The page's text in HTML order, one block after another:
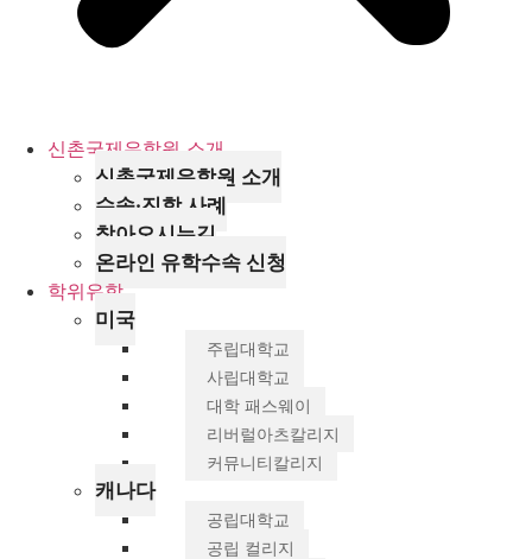
신촌국제유학원 소개
신촌국제유학원 소개
수속·진학 사례
찾아오시는길
온라인 유학수속 신청
학위유학
미국
주립대학교
사립대학교
대학 패스웨이
리버럴아츠칼리지
커뮤니티칼리지
캐나다
공립대학교
공립 컬리지